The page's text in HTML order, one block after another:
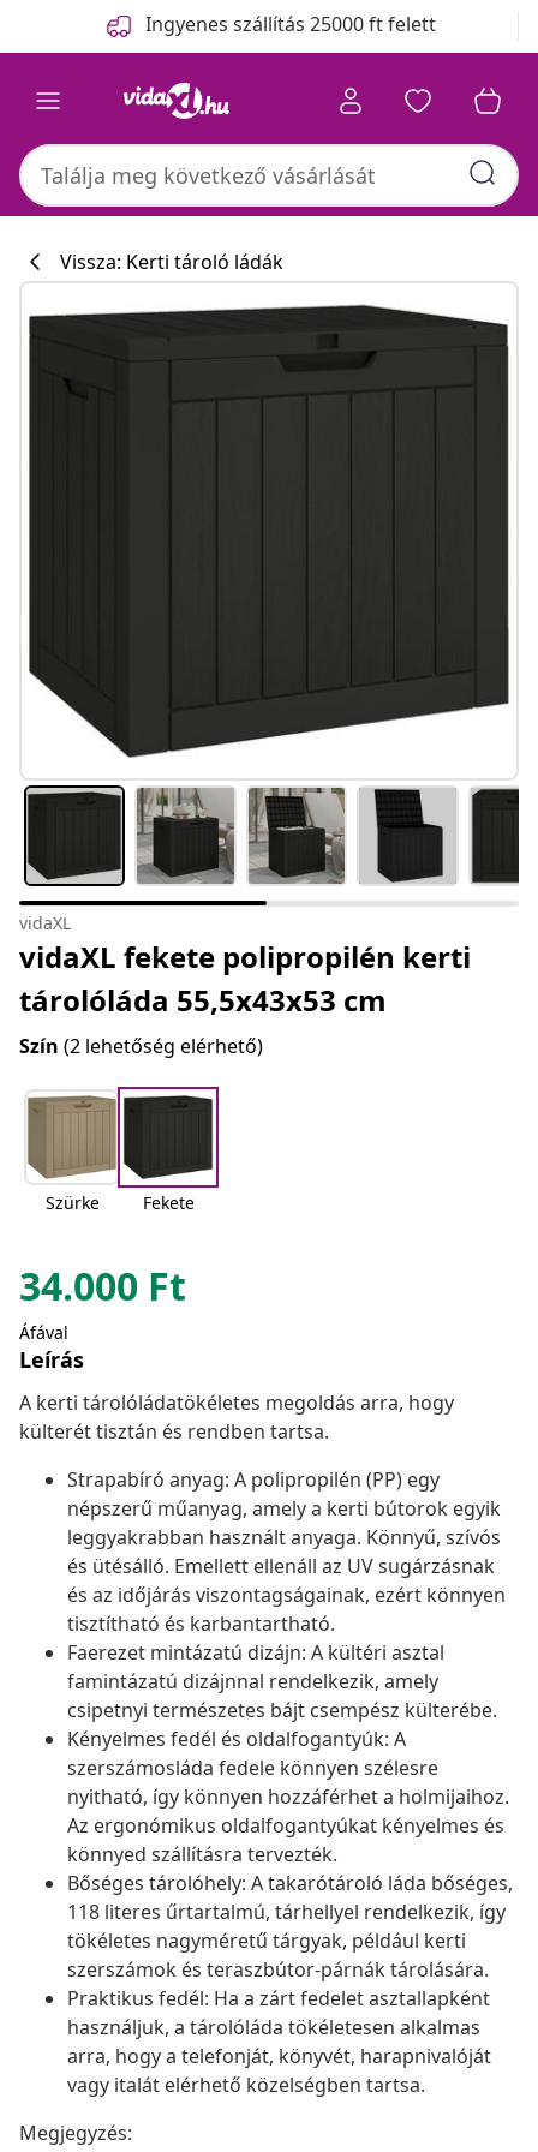
Ingyenes szállítás 25000 ft felett
Vissza: Kerti tároló ládák
vidaXL
vidaXL fekete polipropilén kerti
tárolóláda 55,5x43x53 cm
Szín (2 lehetőség elérhető)
Szürke Fekete
34.000 Ft
Áfával
Leírás
A kerti tárolóládatökéletes megoldás arra, hogy
külterét tisztán és rendben tartsa.
Strapabíró anyag: A polipropilén (PP) egy
népszerű műanyag, amely a kerti bútorok egyik
leggyakrabban használt anyaga. Könnyű, szívós
és ütésálló. Emellett ellenáll az UV sugárzásnak
és az időjárás viszontagságainak, ezért könnyen
tisztítható és karbantartható.
Faerezet mintázatú dizájn: A kültéri asztal
famintázatú dizájnnal rendelkezik, amely
csipetnyi természetes bájt csempész külterébe.
Kényelmes fedél és oldalfogantyúk: A
szerszámosláda fedele könnyen szélesre
nyitható, így könnyen hozzáférhet a holmijaihoz.
Az ergonómikus oldalfogantyúkat kényelmes és
könnyed szállításra tervezték.
Bőséges tárolóhely: A takarótároló láda bőséges,
118 literes űrtartalmú, tárhellyel rendelkezik, így
tökéletes nagyméretű tárgyak, például kerti
szerszámok és teraszbútor-párnák tárolására.
Praktikus fedél: Ha a zárt fedelet asztallapként
használjuk, a tárolóláda tökéletesen alkalmas
arra, hogy a telefonját, könyvét, harapnivalóját
vagy italát elérhető közelségben tartsa.
Megjegyzés: